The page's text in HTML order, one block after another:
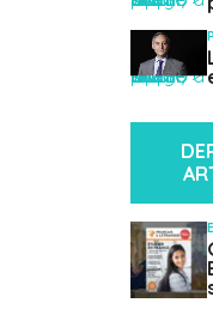
CROISSANCE DU PIB
112132 (Inscrits au
" class="attachment-mvp-small-thumb size-mvp-small-thumb wp-post-image" alt="" />